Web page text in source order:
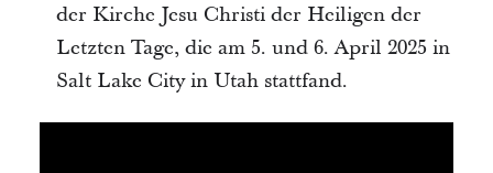
der Kirche Jesu Christi der Heiligen der
Letzten Tage, die am 5. und 6. April 2025 in
Salt Lake City in Utah stattfand.